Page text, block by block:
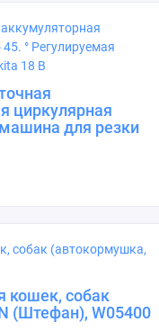
циркулярная
для резки
кошек, собак
(Штефан), W05400